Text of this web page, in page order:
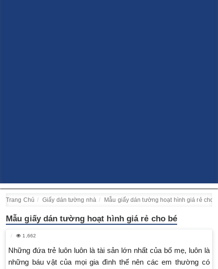
Trang Chủ Giấy dán tường nhà Mẫu giấy dán tường hoạt hình giá rẻ cho
Mẫu giấy dán tường hoạt hình giá rẻ cho bé
1,662
Những đứa trẻ luôn luôn là tài sản lớn nhất của bố mẹ, luôn là
những báu vật của mọi gia đình thế nên các em thường có